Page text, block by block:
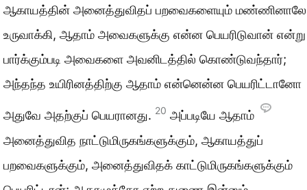
ஆகாயத்தின் அனைத்துவிதப் பறவைகளையும் மண்ணினாலே
உருவாக்கி, ஆதாம் அவைகளுக்கு என்ன பெயரிடுவான் என்று
பார்க்கும்படி அவைகளை அவனிடத்தில் கொண்டுவந்தார்;
அந்தந்த உயிரினத்திற்கு ஆதாம் என்னென்ன பெயரிட்டானோ
அதுவே அதற்குப் பெயரானது. 20 அப்படியே ஆதாம்
அனைத்துவித நாட்டுமிருகங்களுக்கும், ஆகாயத்துப்
பறவைகளுக்கும், அனைத்துவிதக் காட்டுமிருகங்களுக்கும்